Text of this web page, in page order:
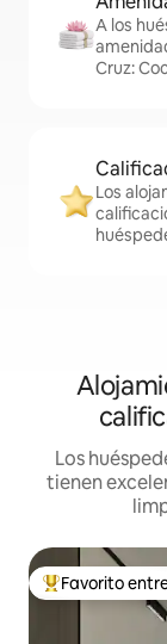
A los
Cruz:
Los
Los
tienen
De los mejores
Favorito